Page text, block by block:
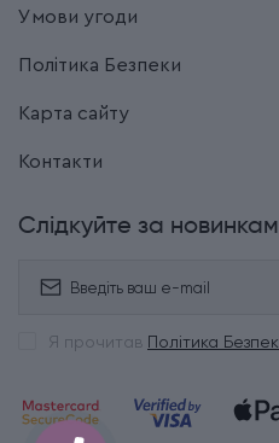
Умови угоди
Політика Безпеки
Карта сайту
Контакти
Слідкуйте за
Я прочитав Політика